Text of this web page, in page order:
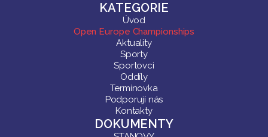
KATEGORIE
Úvod
Open Europe Championships
Aktuality
Sporty
Sportovci
Oddíly
Termínovka
Podporují nás
Kontakty
DOKUMENTY